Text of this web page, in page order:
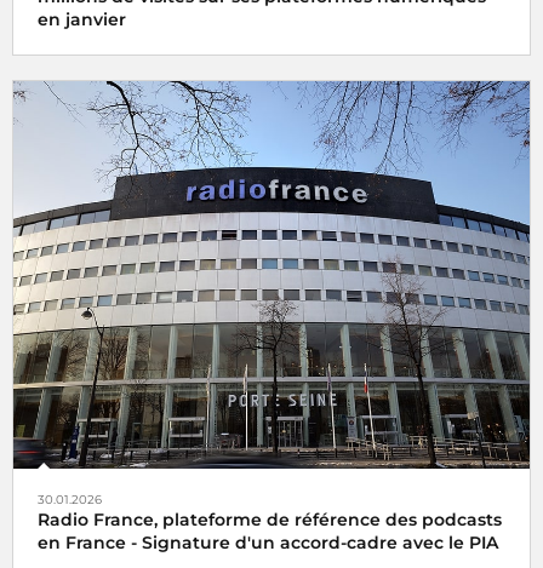
en janvier
30.01.2026
Radio France, plateforme de référence des podcasts
en France - Signature d'un accord-cadre avec le PIA